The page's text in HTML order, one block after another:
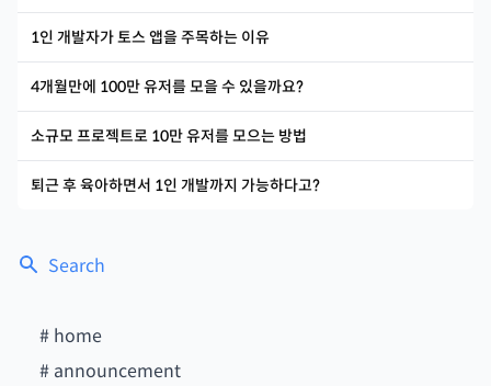
Search
# home
# announcement
1인 개발자가 토스 앱을 주목하는 이유
4개월만에 100만 유저를 모을 수 있을까요?
소규모 프로젝트로 10만 유저를 모으는 방법
퇴근 후 육아하면서 1인 개발까지 가능하다고?